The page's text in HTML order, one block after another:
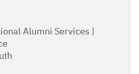
Alumni Services |